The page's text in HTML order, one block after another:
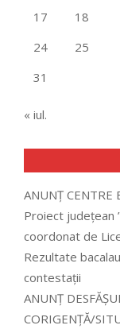
17
18
24
25
31
« iul.
ANUNȚ CENTRE
Proiect județean
coordonat de
Rezultate
contestații
ANUNȚ
CORIGENȚĂ/